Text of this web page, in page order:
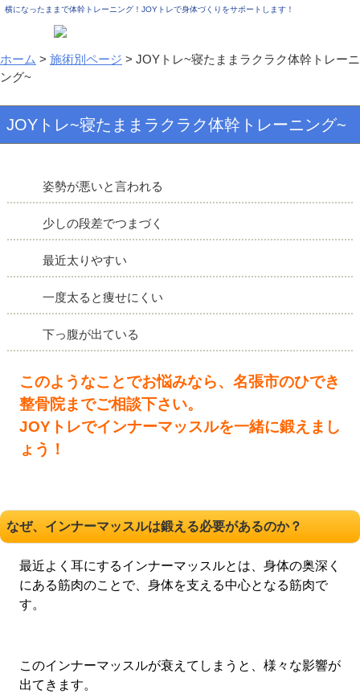
横になったままで体幹トレーニング！JOYトレで身体づくりをサポートします！
ホーム > 施術別ページ > JOYトレ~寝たままラクラク体幹トレーニ
ング~
JOYトレ~寝たままラクラク体幹トレーニング~
姿勢が悪いと言われる
少しの段差でつまづく
最近太りやすい
一度太ると痩せにくい
下っ腹が出ている
このようなことでお悩みなら、名張市のひでき
整骨院までご相談下さい。
JOYトレでインナーマッスルを一緒に鍛えまし
ょう！
なぜ、インナーマッスルは鍛える必要があるのか？
最近よく耳にするインナーマッスルとは、身体の奥深く
にある筋肉のことで、身体を支える中心となる筋肉で
す。
このインナーマッスルが衰えてしまうと、様々な影響が
出てきます。